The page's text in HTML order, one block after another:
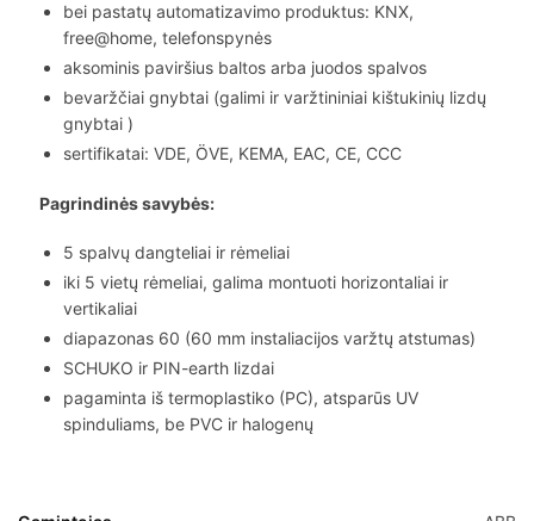
bei pastatų automatizavimo produktus: KNX,
free@home, telefonspynės
aksominis paviršius baltos arba juodos spalvos
bevaržčiai gnybtai (galimi ir varžtininiai kištukinių lizdų
gnybtai )
sertifikatai: VDE, ÖVE, KEMA, EAC, CE, CCC
Pagrindinės savybės:
5 spalvų dangteliai ir rėmeliai
iki 5 vietų rėmeliai, galima montuoti horizontaliai ir
vertikaliai
diapazonas 60 (60 mm instaliacijos varžtų atstumas)
SCHUKO ir PIN-earth lizdai
pagaminta iš termoplastiko (PC), atsparūs UV
spinduliams, be PVC ir halogenų